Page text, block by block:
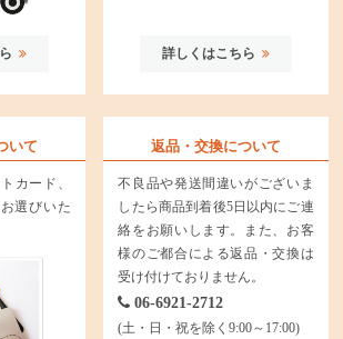
詳しくはこちら
いて
カード、
選びいた
返品・交換について
不良品や発送間違いがございま
したら商品到着後5日以内にご連
絡をお願いします。また、お客
様のご都合による返品・交換は
受け付けておりません。
06-6921-2712
(土・日・祝を除く9:00～17:00)